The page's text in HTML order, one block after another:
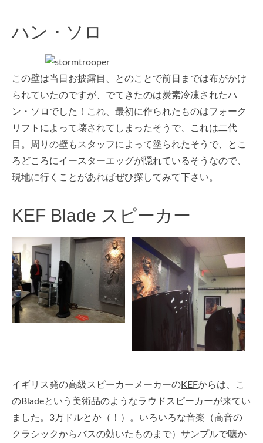
ハン・ソロ
この壁は当日お披露目、とのことで前日までは布がかけ
られていたのですが、でてきたのは炭素冷凍されたハ
ン・ソロでした！これ、最初に作られたものはフォーク
リフトによって壊されてしまったそうで、これは二代
目。周りの壁もスタッフによって塗られたそうで、とこ
ろどころにイースターエッグが隠れているそうなので、
現地に行くことがあればぜひ探してみて下さい。
KEF Blade スピーカー
イギリス発の高級スピーカーメーカーのKEFからは、こ
のBladeという美術品のようなラウドスピーカーが来てい
ました。3万ドルとか（！）。いろいろな音楽（高音の
クラシックからバスの効いたものまで）サンプルで聴か